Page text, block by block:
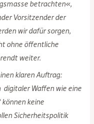
betrachten«,
Vorsitzender der
wir dafür sorgen,
ohne öffentliche
weiter.
klaren Auftrag:
digitaler Waffen wie eine
keine
Sicherheitspolitik